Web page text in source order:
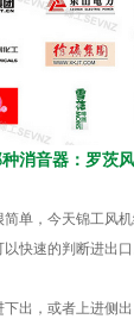
消音器：罗茨
，今天锦工风机
快速的判断进出口
，或者上进侧出